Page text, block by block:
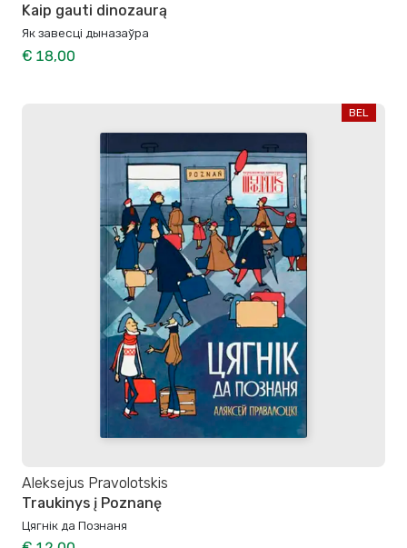
Kaip gauti dinozaurą
Як завесці дыназаўра
€ 18,00
BEL
Aleksejus Pravolotskis
Traukinys į Poznanę
Цягнік да Познаня